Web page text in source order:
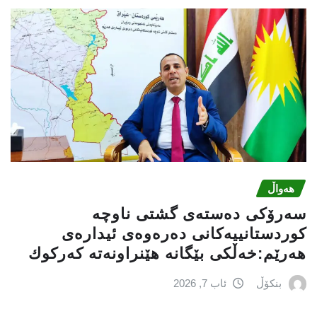
هەواڵ
سه‌رۆكی دەستەی گشتی ناوچە
كوردستانییەكانی دەرەوەی ئیدارەی
هەرێم:خه‌ڵكی بێگانه‌ هێنراونه‌ته‌ كه‌ركوك
بنکۆڵ ئاب 7, 2026